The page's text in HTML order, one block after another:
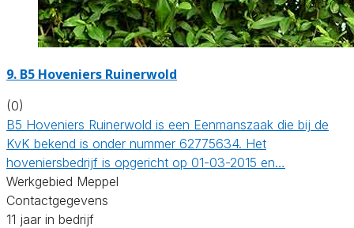
9. B5 Hoveniers Ruinerwold
(0)
B5 Hoveniers Ruinerwold is een Eenmanszaak die bij de
KvK bekend is onder nummer 62775634. Het
hoveniersbedrijf is opgericht op 01-03-2015 en…
Werkgebied Meppel
Contactgegevens
11 jaar in bedrijf